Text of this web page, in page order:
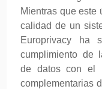
Mientras que este
calidad de un
Europrivacy ha
cumplimiento de
de datos con el
complementarias